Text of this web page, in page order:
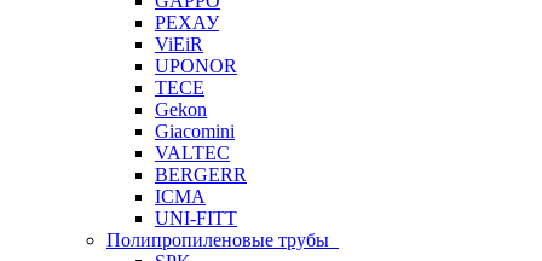
РЕХАУ
ViEiR
UPONOR
TECE
Gekon
Giacomini
VALTEC
BERGERR
ICMA
UNI-FITT
Полипропиленовые трубы